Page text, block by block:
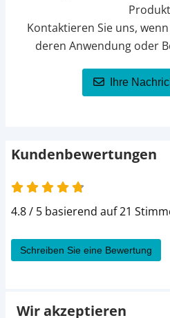
Kontaktieren Sie uns,
deren Anwendung oder
Ihre
Kundenbewertungen
4.8 / 5 basierend auf 21
Schreiben Sie eine Bewertung
Wir akzeptieren